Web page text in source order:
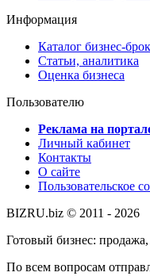
Информация
Каталог бизнес-
Статьи, аналитика
Оценка бизнеса
Пользователю
Реклама на
Личный кабинет
Контакты
О сайте
Пользовательское
BIZRU.biz © 2011 - 2026
Готовый бизнес:
По всем вопросам